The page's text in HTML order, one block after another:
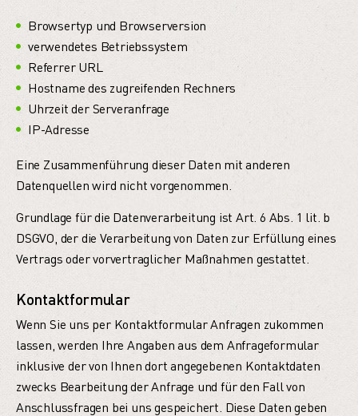
Browsertyp und Browserversion
verwendetes Betriebssystem
Referrer URL
Hostname des zugreifenden Rechners
Uhrzeit der Serveranfrage
IP-Adresse
Eine Zusammenführung dieser Daten mit anderen
Datenquellen wird nicht vorgenommen.
Grundlage für die Datenverarbeitung ist Art. 6 Abs. 1 lit. b
DSGVO, der die Verarbeitung von Daten zur Erfüllung eines
Vertrags oder vorvertraglicher Maßnahmen gestattet.
Kontaktformular
Wenn Sie uns per Kontaktformular Anfragen zukommen
lassen, werden Ihre Angaben aus dem Anfrageformular
inklusive der von Ihnen dort angegebenen Kontaktdaten
zwecks Bearbeitung der Anfrage und für den Fall von
Anschlussfragen bei uns gespeichert. Diese Daten geben